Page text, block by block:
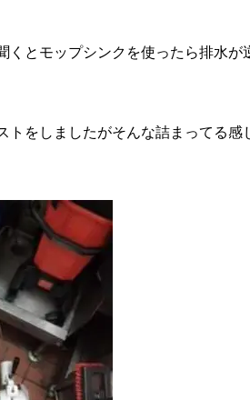
くとモップシンクを使ったら排水が
トをしましたがそんな詰まってる感